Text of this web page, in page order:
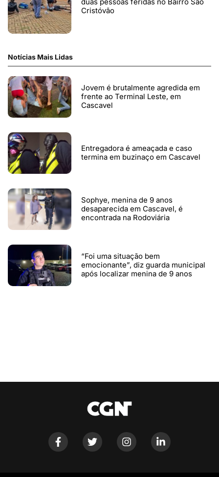
Cristóvão
Notícias Mais Lidas
Jovem é brutalmente agredida em
frente ao Terminal Leste, em
Cascavel
Entregadora é ameaçada e caso
termina em buzinaço em Cascavel
Sophye, menina de 9 anos
desaparecida em Cascavel, é
encontrada na Rodoviária
“Foi uma situação bem
emocionante”, diz guarda municipal
após localizar menina de 9 anos